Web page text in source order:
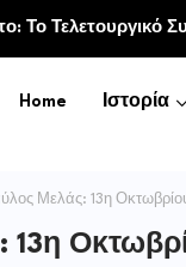
Το
πρώιμη ανθρώπινη
Home Ιστορία
Μελάς: 13η
13η